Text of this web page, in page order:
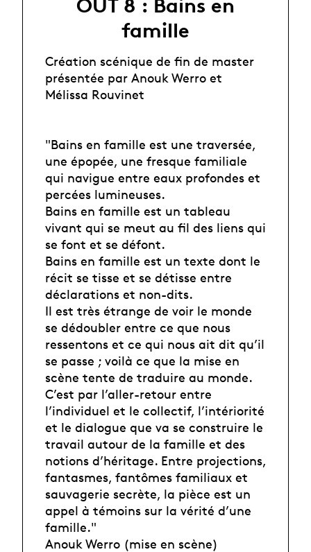
OUT 8 : Bains en
famille
Création scénique de fin de master
présentée par Anouk Werro et
Mélissa Rouvinet
"Bains en famille est une traversée,
une épopée, une fresque familiale
qui navigue entre eaux profondes et
percées lumineuses.
Bains en famille est un tableau
vivant qui se meut au fil des liens qui
se font et se défont.
Bains en famille est un texte dont le
récit se tisse et se détisse entre
déclarations et non-dits.
Il est très étrange de voir le monde
se dédoubler entre ce que nous
ressentons et ce qui nous ait dit qu’il
se passe ; voilà ce que la mise en
scène tente de traduire au monde.
C’est par l’aller-retour entre
l’individuel et le collectif, l’intériorité
et le dialogue que va se construire le
travail autour de la famille et des
notions d’héritage. Entre projections,
fantasmes, fantômes familiaux et
sauvagerie secrète, la pièce est un
appel à témoins sur la vérité d’une
famille."
Anouk Werro (mise en scène)